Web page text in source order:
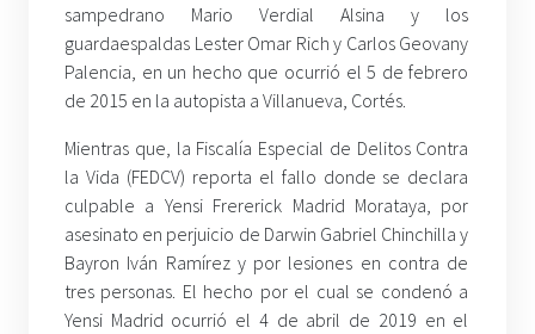
sampedrano Mario Verdial Alsina y los
guardaespaldas Lester Omar Rich y Carlos Geovany
Palencia, en un hecho que ocurrió el 5 de febrero
de 2015 en la autopista a Villanueva, Cortés.
Mientras que, la Fiscalía Especial de Delitos Contra
la Vida (FEDCV) reporta el fallo donde se declara
culpable a Yensi Frererick Madrid Morataya, por
asesinato en perjuicio de Darwin Gabriel Chinchilla y
Bayron Iván Ramírez y por lesiones en contra de
tres personas. El hecho por el cual se condenó a
Yensi Madrid ocurrió el 4 de abril de 2019 en el